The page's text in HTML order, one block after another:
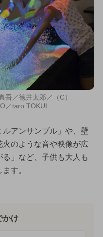
吾／徳井太郎／（C）
／taro TOKUI
アンサンブル」や、壁
のような音や映像が広
」など、子供も大人も
す。
かけ